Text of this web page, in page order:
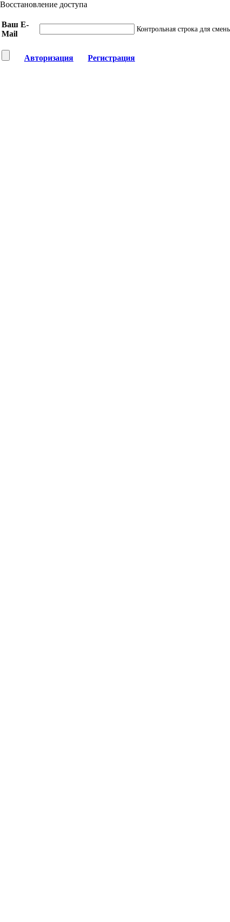
Восстановление доступа
Ваш E-
Mail
Контрольная строка для
Авторизация Регистрация